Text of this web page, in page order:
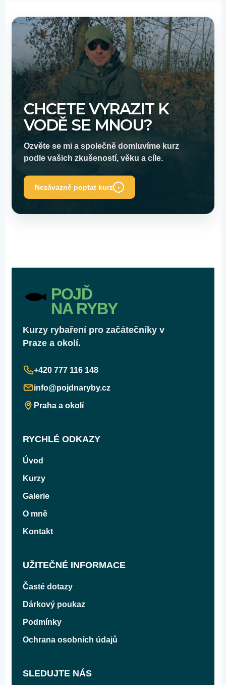
CHCETE VYRAZIT K
VODĚ SE MNOU?
Ozvěte se mi a společně domluvíme kurz
podle vašich zkušeností, věku a cíle.
Nezávazně poptat kurz ›
POJĎ
NA RYBY
Kurzy rybaření pro začátečníky v
Praze a okolí.
+420 777 116 148
info@pojdnaryby.cz
Praha a okolí
RYCHLÉ ODKAZY
Úvod
Kurzy
Galerie
O mně
Kontakt
UŽITEČNÉ INFORMACE
Časté dotazy
Dárkový poukaz
Podmínky
Ochrana osobních údajů
SLEDUJTE NÁS